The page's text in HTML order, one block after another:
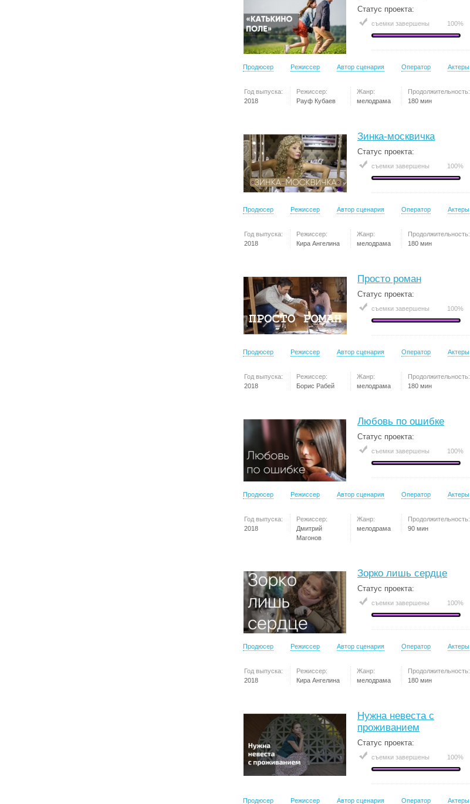
Статус проекта:
съемки завершены 100%
Продюсер Режиссер Автор сценария Оператор Актеры
Год выпуска:
2018
Режиссер:
Рауф Кубаев
Жанр:
мелодрама
Продолжительность:
180 мин
Зинка-москвичка
Статус проекта:
съемки завершены 100%
Продюсер Режиссер Автор сценария Оператор Актеры
Год выпуска:
2018
Режиссер:
Кира Ангелина
Жанр:
мелодрама
Продолжительность:
180 мин
Просто роман
Статус проекта:
съемки завершены 100%
Продюсер Режиссер Автор сценария Оператор Актеры
Год выпуска:
2018
Режиссер:
Борис Рабей
Жанр:
мелодрама
Продолжительность:
180 мин
Любовь по ошибке
Статус проекта:
съемки завершены 100%
Продюсер Режиссер Автор сценария Оператор Актеры
Год выпуска:
2018
Режиссер:
Дмитрий
Магонов
Жанр:
мелодрама
Продолжительность:
90 мин
Зорко лишь сердце
Статус проекта:
съемки завершены 100%
Продюсер Режиссер Автор сценария Оператор Актеры
Год выпуска:
2018
Режиссер:
Кира Ангелина
Жанр:
мелодрама
Продолжительность:
180 мин
Нужна невеста с
проживанием
Статус проекта:
съемки завершены 100%
Продюсер Режиссер Автор сценария Оператор Актеры